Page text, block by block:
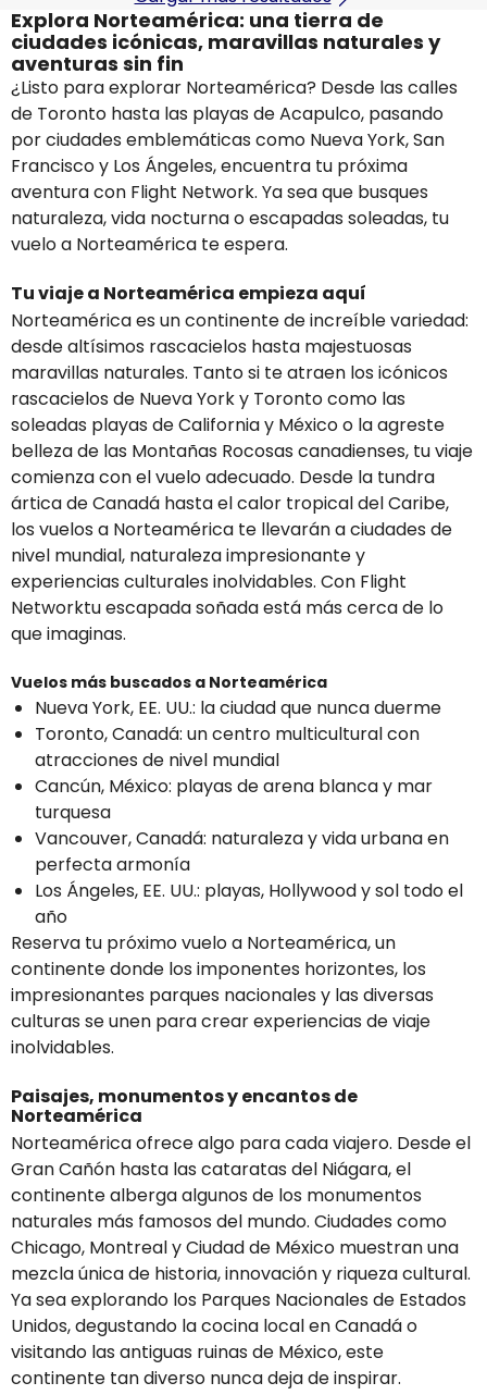
Explora Norteamérica: una tierra de
ciudades icónicas, maravillas naturales y
aventuras sin fin
¿Listo para explorar Norteamérica? Desde las calles
de Toronto hasta las playas de Acapulco, pasando
por ciudades emblemáticas como Nueva York, San
Francisco y Los Ángeles, encuentra tu próxima
aventura con Flight Network. Ya sea que busques
naturaleza, vida nocturna o escapadas soleadas, tu
vuelo a Norteamérica te espera.
Tu viaje a Norteamérica empieza aquí
Norteamérica es un continente de increíble variedad:
desde altísimos rascacielos hasta majestuosas
maravillas naturales. Tanto si te atraen los icónicos
rascacielos de Nueva York y Toronto como las
soleadas playas de California y México o la agreste
belleza de las Montañas Rocosas canadienses, tu viaje
comienza con el vuelo adecuado. Desde la tundra
ártica de Canadá hasta el calor tropical del Caribe,
los vuelos a Norteamérica te llevarán a ciudades de
nivel mundial, naturaleza impresionante y
experiencias culturales inolvidables. Con Flight
Networktu escapada soñada está más cerca de lo
que imaginas.
Vuelos más buscados a Norteamérica
Nueva York, EE. UU.: la ciudad que nunca duerme
Toronto, Canadá: un centro multicultural con
atracciones de nivel mundial
Cancún, México: playas de arena blanca y mar
turquesa
Vancouver, Canadá: naturaleza y vida urbana en
perfecta armonía
Los Ángeles, EE. UU.: playas, Hollywood y sol todo el
año
Reserva tu próximo vuelo a Norteamérica, un
continente donde los imponentes horizontes, los
impresionantes parques nacionales y las diversas
culturas se unen para crear experiencias de viaje
inolvidables.
Paisajes, monumentos y encantos de
Norteamérica
Norteamérica ofrece algo para cada viajero. Desde el
Gran Cañón hasta las cataratas del Niágara, el
continente alberga algunos de los monumentos
naturales más famosos del mundo. Ciudades como
Chicago, Montreal y Ciudad de México muestran una
mezcla única de historia, innovación y riqueza cultural.
Ya sea explorando los Parques Nacionales de Estados
Unidos, degustando la cocina local en Canadá o
visitando las antiguas ruinas de México, este
continente tan diverso nunca deja de inspirar.